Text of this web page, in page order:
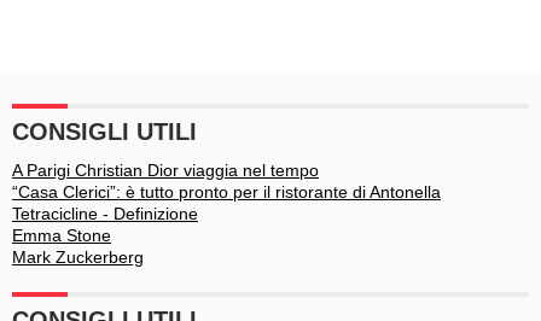
CONSIGLI UTILI
A Parigi Christian Dior viaggia nel tempo
“Casa Clerici”: è tutto pronto per il ristorante di Antonella
Tetracicline - Definizione
Emma Stone
Mark Zuckerberg